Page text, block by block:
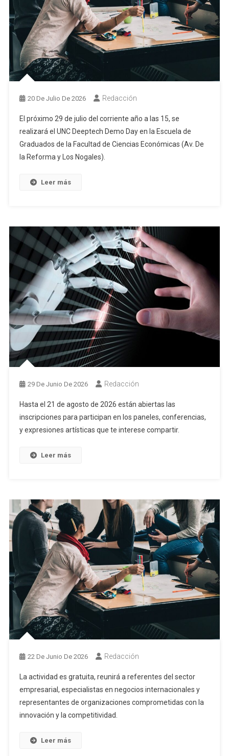
20 De Julio De 2026 Redacción
El próximo 29 de julio del corriente año a las 15, se
realizará el UNC Deeptech Demo Day en la Escuela de
Graduados de la Facultad de Ciencias Económicas (Av. De
la Reforma y Los Nogales).
Leer más
29 De Junio De 2026 Redacción
Hasta el 21 de agosto de 2026 están abiertas las
inscripciones para participan en los paneles, conferencias,
y expresiones artísticas que te interese compartir.
Leer más
22 De Junio De 2026 Redacción
La actividad es gratuita, reunirá a referentes del sector
empresarial, especialistas en negocios internacionales y
representantes de organizaciones comprometidas con la
innovación y la competitividad.
Leer más